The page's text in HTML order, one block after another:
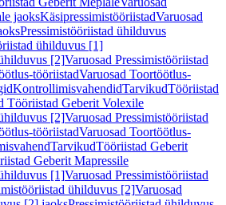
jaoksKäsipressimistööriistadVaruosad
Pressimistööriistad ühilduvus
ühilduvus [1]
[2]Varuosad Pressimistööriistad
tööriistadVaruosad Toortöötlus-
KontrollimisvahendidTarvikudTööriistad
Tööriistad Geberit Volexile
[2]Varuosad Pressimistööriistad
tööriistadVaruosad Toortöötlus-
TarvikudTööriistad Geberit
Geberit Mapressile
[1]Varuosad Pressimistööriistad
ühilduvus [2]Varuosad